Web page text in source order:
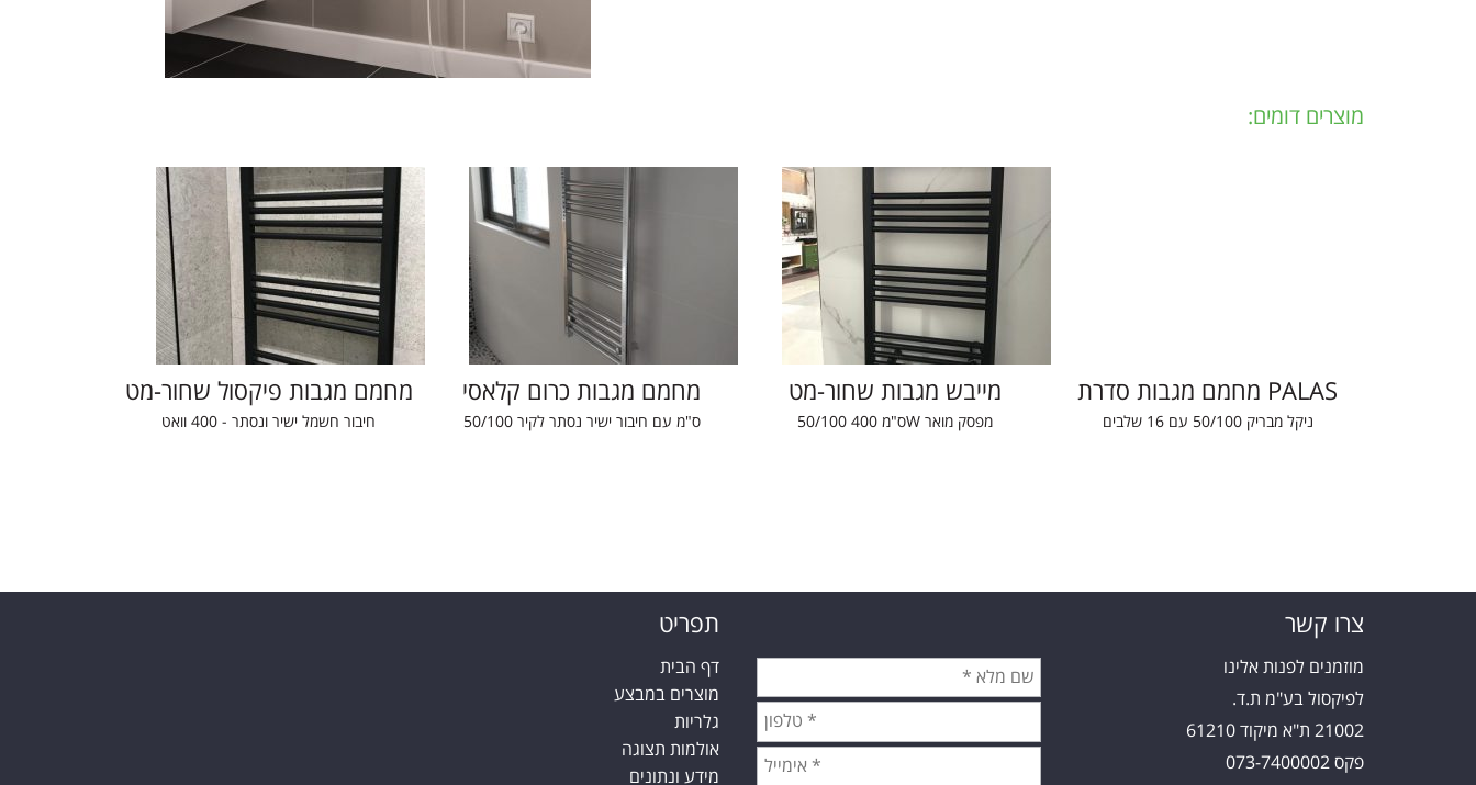
מוצרים דומים:
מחמם מגבות פיקסול שחור-מט
חיבור חשמל ישיר ונסתר - 400 וואט
מחמם מגבות כרום קלאסי
50/100 ס"מ עם חיבור ישיר נסתר לקיר
מייבש מגבות שחור-מט
50/100 ס"מ 400W מפסק מואר
מחמם מגבות סדרת PALAS
ניקל מבריק 50/100 עם 16 שלבים
צרו קשר
מוזמנים לפנות אלינו
לפיקסול בע"מ ת.ד.
21002 ת"א מיקוד 61210
פקס 073-7400002
תפריט
דף הבית
מוצרים במבצע
גלריות
אולמות תצוגה
מידע ונתונים